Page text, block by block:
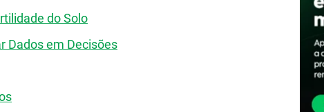
do Solo
Dados em Decisões